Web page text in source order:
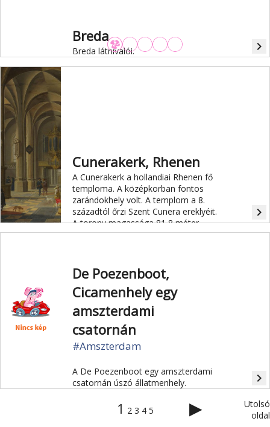
Breda
Breda látnivalói. navigate_next
Cunerakerk, Rhenen
A Cunerakerk a hollandiai Rhenen fő
temploma. A középkorban fontos
zarándokhely volt. A templom a 8.
századtól őrzi Szent Cunera ereklyéit.
A torony magassága 81,8 méter.
navigate_next
De Poezenboot,
Cicamenhely egy
amszterdami
csatornán
#Amszterdam
A De Poezenboot egy amszterdami
csatornán úszó állatmenhely.
navigate_next
1 2 3 4 5 ▶
Utolsó
oldal